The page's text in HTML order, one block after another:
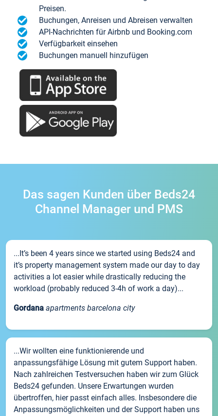
Preisen.
Buchungen, Anreisen und Abreisen verwalten
API-Nachrichten für Airbnb und Booking.com
Verfügbarkeit einsehen
Buchungen manuell hinzufügen
Das sagen Kunden über Beds24
Channel Manager und PMS
...It’s been 4 years since we started using Beds24 and
it’s property management system made our day to day
activities a lot easier while drastically reducing the
workload (probably reduced 3-4h of work a day)...
Gordana apartments barcelona city
...Wir wollten eine funktionierende und
anpassungsfähige Lösung mit gutem Support haben.
Nach zahlreichen Testversuchen haben wir zum Glück
Beds24 gefunden. Unsere Erwartungen wurden
übertroffen, hier passt einfach alles. Insbesondere die
Anpassungsmöglichkeiten und der Support haben uns